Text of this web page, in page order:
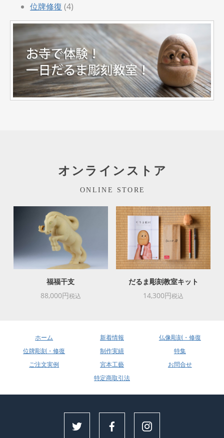
位牌修復 (4)
オンラインストア
ONLINE STORE
福福干支
88,000円税込
だるま彫刻教室キット
14,300円税込
ホーム 新着情報
仏像彫刻・修復
位牌彫刻・修復
制作実績
特集
ご注文実例
宮本工藝
お問合せ
特定商取引法